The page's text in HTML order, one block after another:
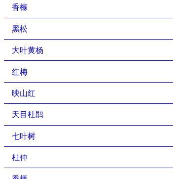
香橼
黑松
大叶黄杨
红梅
映山红
天目杜鹃
七叶树
杜仲